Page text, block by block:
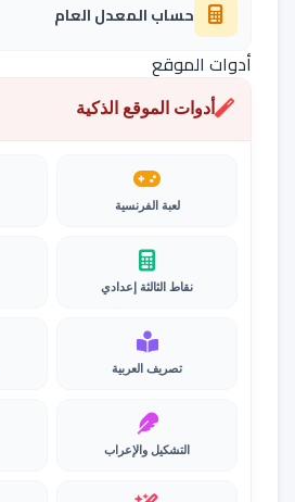
حساب المعدل العام
أدوات الموقع
أدوات الموقع الذكية
لعبة الفرنسية
نقاط الثالثة إعدادي
تصريف العربية
التشكيل والإعراب